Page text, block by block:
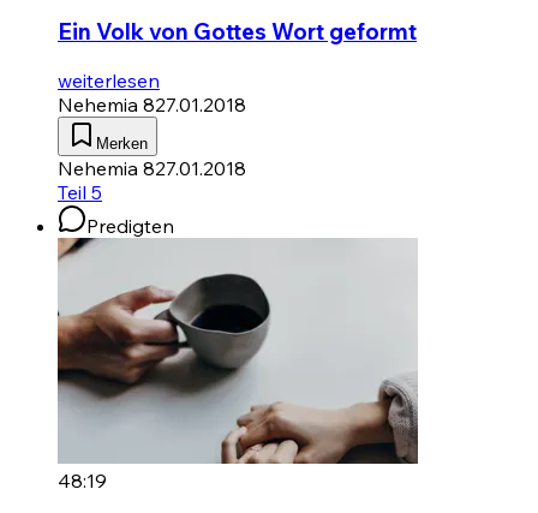
Ein Volk von Gottes Wort geformt
weiterlesen
Nehemia 827.01.2018
Merken
Nehemia 827.01.2018
Teil 5
Predigten
48:19